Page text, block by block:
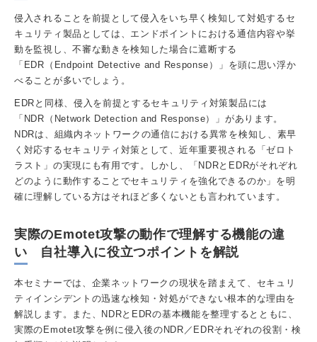
侵入されることを前提として侵入をいち早く検知して対処するセ
キュリティ製品としては、エンドポイントにおける通信内容や挙
動を監視し、不審な動きを検知した場合に遮断する
「EDR（Endpoint Detective and Response）」を頭に思い浮か
べることが多いでしょう。
EDRと同様、侵入を前提とするセキュリティ対策製品には
「NDR（Network Detection and Response）」があります。
NDRは、組織内ネットワークの通信における異常を検知し、素早
く対応するセキュリティ対策として、近年重要視される「ゼロト
ラスト」の実現にも有用です。しかし、「NDRとEDRがそれぞれ
どのように動作することでセキュリティを強化できるのか」を明
確に理解している方はそれほど多くないとも言われています。
実際のEmotet攻撃の動作で理解する機能の違
い 自社導入に役立つポイントを解説
本セミナーでは、企業ネットワークの現状を踏まえて、セキュリ
ティインシデントの迅速な検知・対処ができない根本的な理由を
解説します。また、NDRとEDRの基本機能を整理するとともに、
実際のEmotet攻撃を例に侵入後のNDR／EDRそれぞれの役割・検